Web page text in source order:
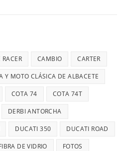
RACER CAMBIO CARTER
Y MOTO CLÁSICA DE ALBACETE
COTA 74 COTA 74T
DERBI ANTORCHA
DUCATI 350 DUCATI ROAD
DE VIDRIO FOTOS